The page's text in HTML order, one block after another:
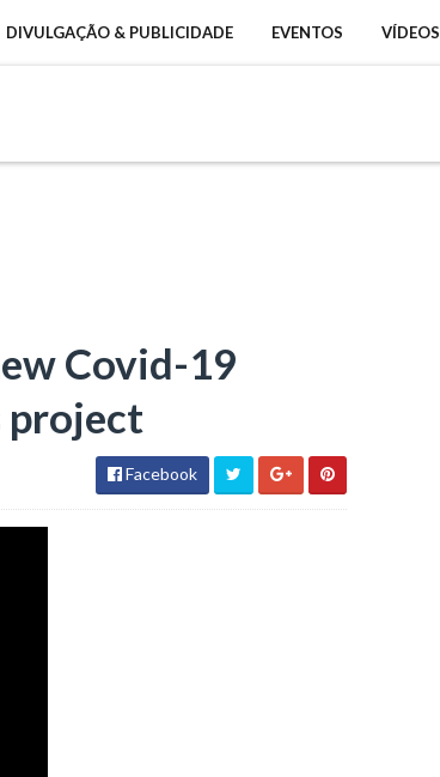
DIVULGAÇÃO & PUBLICIDADE EVENTOS VÍDEOS
Covid-19
project
Facebook